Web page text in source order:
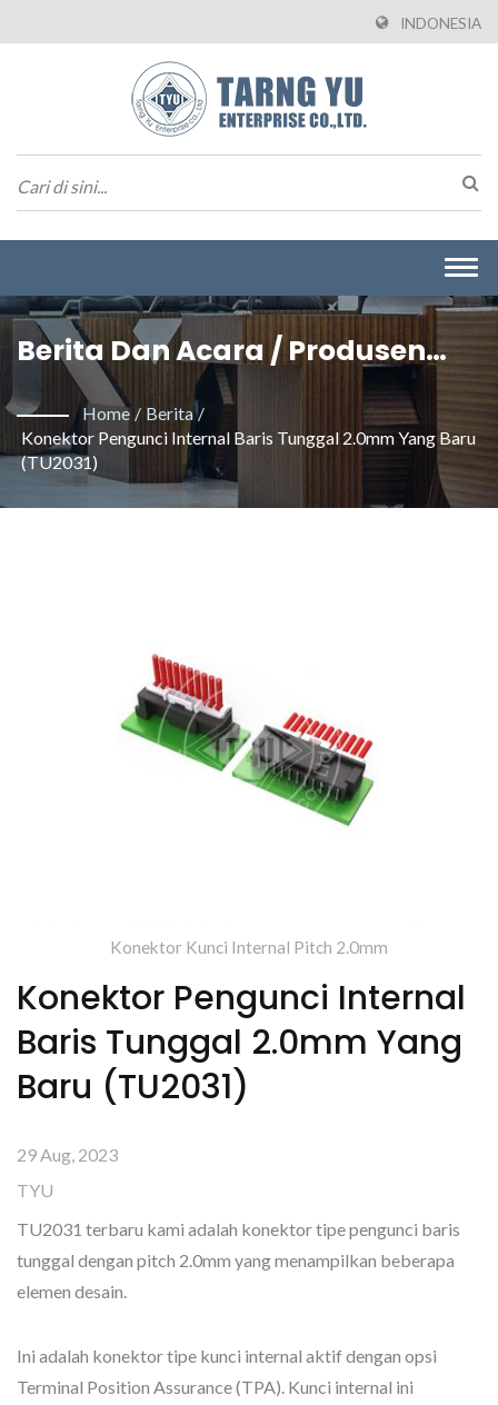
INDONESIA
Berita Dan Acara / Produsen
Konektor Taiwan Berbasis
Kecepatan Tinggi, Daya Tinggi,
Dan Tahan Air | Tarng Yu
Home / Berita /
Konektor Pengunci Internal Baris Tunggal 2.0mm Yang Baru
(TU2031)
Konektor Kunci Internal Pitch 2.0mm
Konektor Pengunci Internal
Baris Tunggal 2.0mm Yang
Baru (TU2031)
29 Aug, 2023
TYU
TU2031 terbaru kami adalah konektor tipe pengunci baris
tunggal dengan pitch 2.0mm yang menampilkan beberapa
elemen desain.
Ini adalah konektor tipe kunci internal aktif dengan opsi
Terminal Position Assurance (TPA). Kunci internal ini